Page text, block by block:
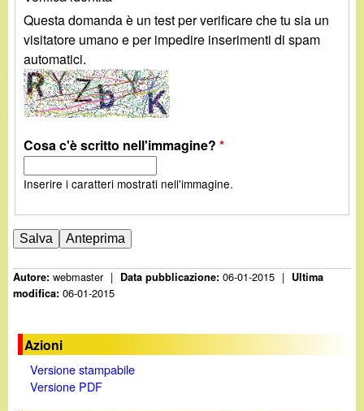
Questa domanda è un test per verificare che tu sia un
visitatore umano e per impedire inserimenti di spam
automatici.
Cosa c'è scritto nell'immagine?*
Inserire i caratteri mostrati nell'immagine.
Autore:webmaster | Data pubblicazione:06-01-2015 |
Ultima
modifica:06-01-2015
Azioni
Versione stampabile
Versione PDF